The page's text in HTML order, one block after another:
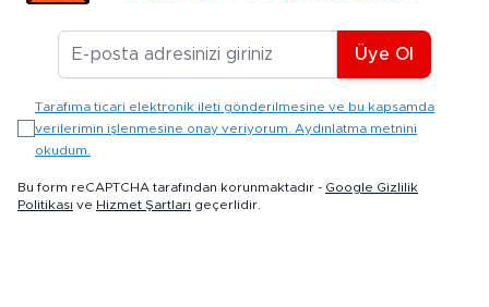
E-posta Adresiniz
Üye Ol
Tarafıma ticari elektronik ileti gönderilmesine ve bu kapsamda
verilerimin işlenmesine onay veriyorum. Aydınlatma metnini
okudum.
Bu form reCAPTCHA tarafından korunmaktadır - Google Gizlilik
Politikası ve Hizmet Şartları geçerlidir.